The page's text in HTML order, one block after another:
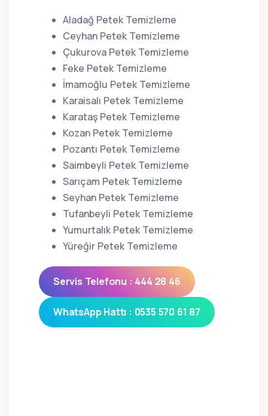
Aladağ Petek Temizleme
Ceyhan Petek Temizleme
Çukurova Petek Temizleme
Feke Petek Temizleme
İmamoğlu Petek Temizleme
Karaisalı Petek Temizleme
Karataş Petek Temizleme
Kozan Petek Temizleme
Pozantı Petek Temizleme
Saimbeyli Petek Temizleme
Sarıçam Petek Temizleme
Seyhan Petek Temizleme
Tufanbeyli Petek Temizleme
Yumurtalık Petek Temizleme
Yüreğir Petek Temizleme
Servis Telefonu : 444 28 46
WhatsApp Hattı : 0535 570 61 87